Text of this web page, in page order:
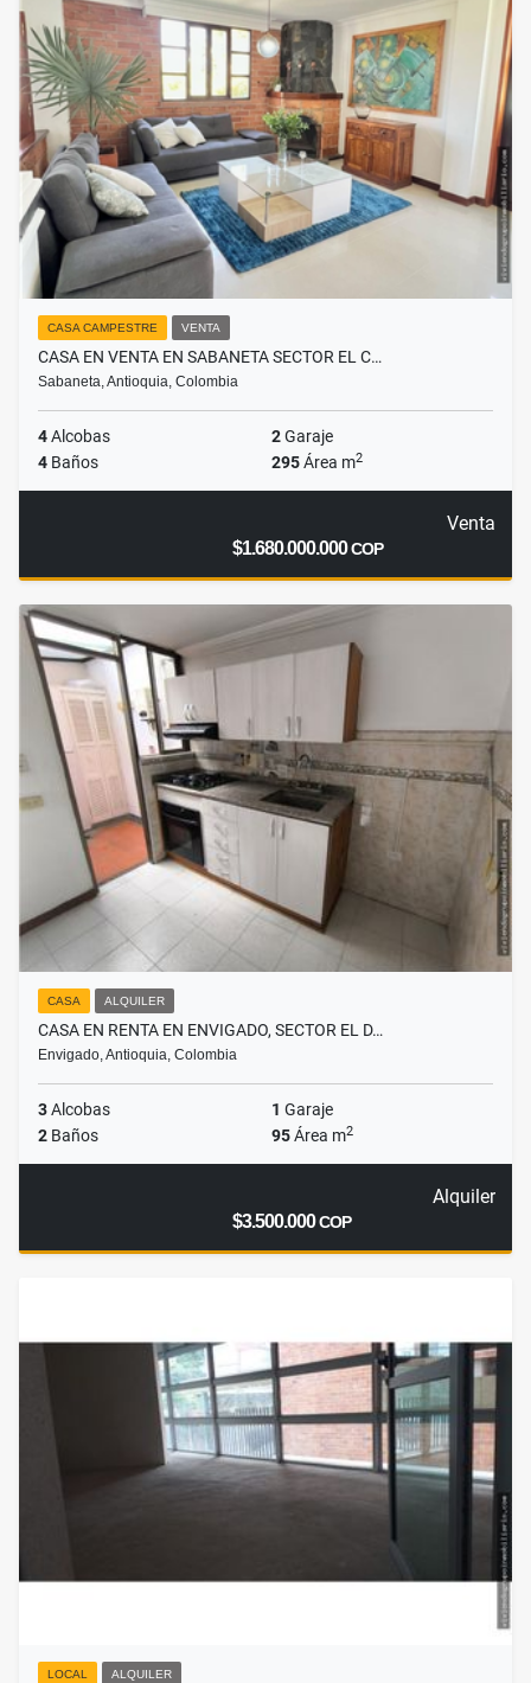
CASA CAMPESTRE VENTA
CASA EN VENTA EN SABANETA SECTOR EL C…
Sabaneta, Antioquia, Colombia
4Alcobas 2Garaje
4 Baños 295Área m2
Venta
$1.680.000.000COP
CASA ALQUILER
CASA EN RENTA EN ENVIGADO, SECTOR EL D…
Envigado, Antioquia, Colombia
3Alcobas 1 Garaje
2 Baños 95Área m2
Alquiler
$3.500.000COP
LOCAL ALQUILER